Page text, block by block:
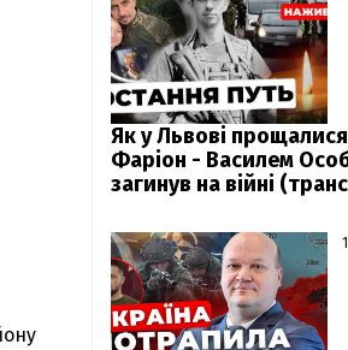
Як у Львові
Фаріон - Василем
загинув на війні